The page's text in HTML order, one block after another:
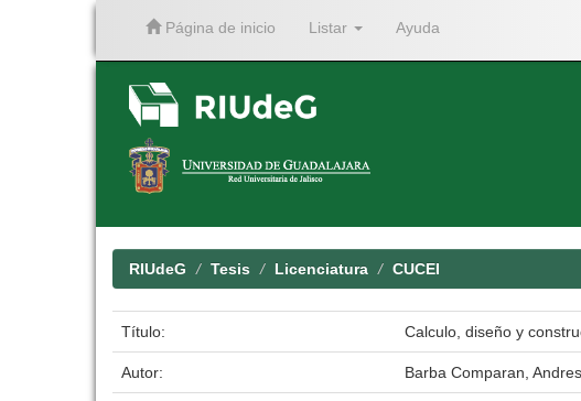
Página de inicio Listar Ayuda
RIUdeG Tesis Licenciatura CUCEI
Título: Calculo, diseño y
Autor: Barba Comparan, Andres